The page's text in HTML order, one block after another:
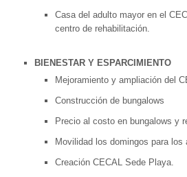
Casa del adulto mayor en el
centro de rehabilitación.
BIENESTAR Y ESPARCIMIENTO
Mejoramiento y ampliación del
Construcción de bungalows
Precio al costo en bungalows y
Movilidad los domingos para
Creación CECAL Sede Playa.